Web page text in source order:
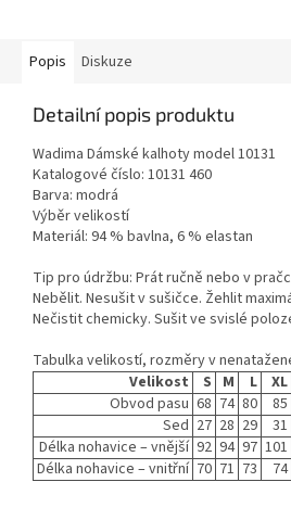
Popis Diskuze
Detailní popis produktu
Wadima Dámské kalhoty model 10131
Katalogové číslo: 10131 460
Barva: modrá
Výběr velikostí
Materiál: 94 % bavlna, 6 % elastan
Tip pro údržbu: Prát ručně nebo v
Nebělit. Nesušit v sušičce. Žehlit
Nečistit chemicky. Sušit ve svislé
Tabulka velikostí, rozměry v
Velikost
S M L XL
Obvod pasu 68 74 80 85
Sed 27 28 29 31
Délka nohavice – vnější 92 94 97 101
Délka nohavice – vnitřní 70 71 73 74